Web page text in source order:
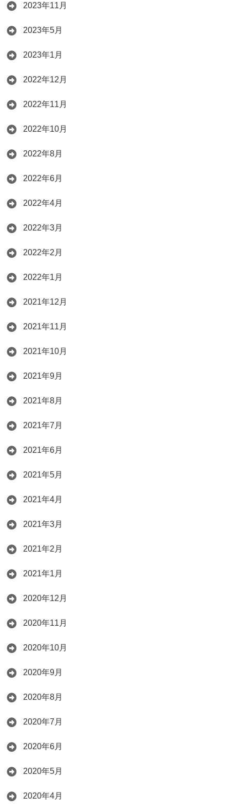
2023年11月
2023年5月
2023年1月
2022年12月
2022年11月
2022年10月
2022年8月
2022年6月
2022年4月
2022年3月
2022年2月
2022年1月
2021年12月
2021年11月
2021年10月
2021年9月
2021年8月
2021年7月
2021年6月
2021年5月
2021年4月
2021年3月
2021年2月
2021年1月
2020年12月
2020年11月
2020年10月
2020年9月
2020年8月
2020年7月
2020年6月
2020年5月
2020年4月